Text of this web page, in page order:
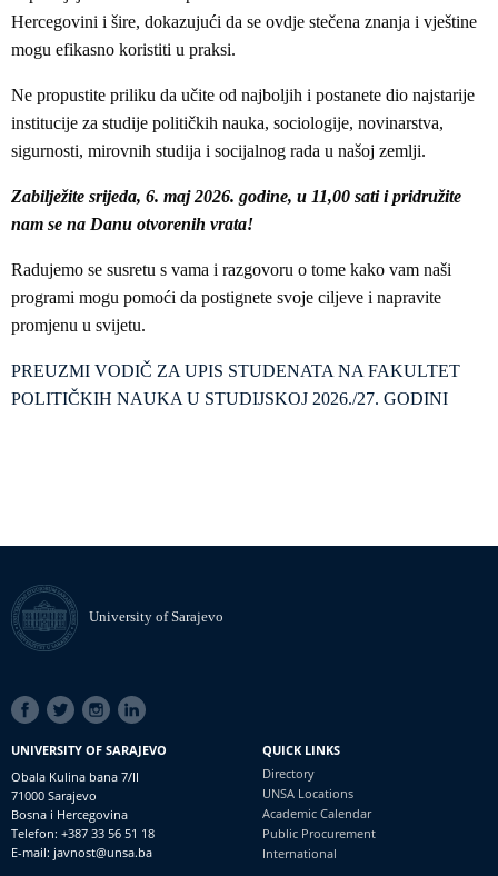
Hercegovini i šire, dokazujući da se ovdje stečena znanja i vještine
mogu efikasno koristiti u praksi.
Ne propustite priliku da učite od najboljih i postanete dio najstarije
institucije za studije političkih nauka, sociologije, novinarstva,
sigurnosti, mirovnih studija i socijalnog rada u našoj zemlji.
Zabilježite srijeda, 6. maj 2026. godine, u 11,00 sati i pridružite
nam se na Danu otvorenih vrata!
Radujemo se susretu s vama i razgovoru o tome kako vam naši
programi mogu pomoći da postignete svoje ciljeve i napravite
promjenu u svijetu.
PREUZMI VODIČ ZA UPIS STUDENATA NA FAKULTET
POLITIČKIH NAUKA U STUDIJSKOJ 2026./27. GODINI
University of Sarajevo
SOCIAL
LINKS
UNIVERSITY OF SARAJEVO
Obala Kulina bana 7/II
71000 Sarajevo
Bosna i Hercegovina
Telefon: +387 33 56 51 18
E-mail: javnost@unsa.ba
QUICK LINKS
Directory
UNSA Locations
Academic Calendar
Public Procurement
International